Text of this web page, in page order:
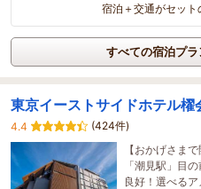
宿泊＋交通がセット
すべての宿泊プラ
東京イーストサイドホテル櫂
4.4
(424件)
【おかげさま
「潮見駅」目
良好！選べる